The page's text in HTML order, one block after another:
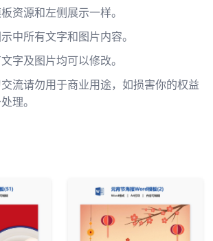
资源和左侧展示一样。
中所有文字和图片内容。
字及图片均可以修改。
流请勿用于商业用途，如损害你的权益
理。